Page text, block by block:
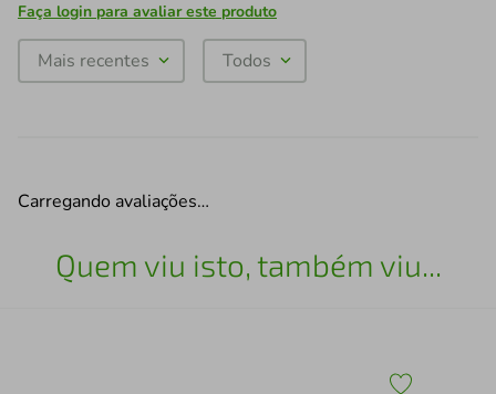
Faça login para avaliar este produto
Mais recentes Todos
Carregando avaliações…
Quem viu isto, também viu...